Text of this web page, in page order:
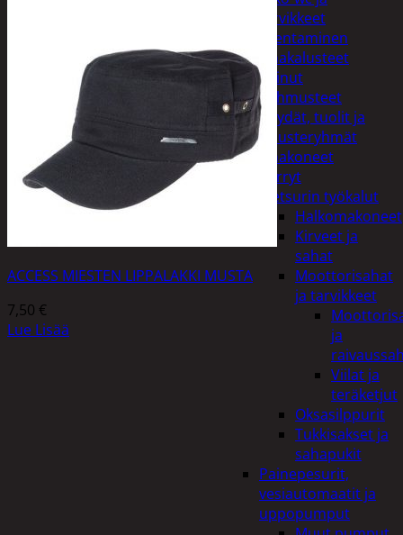
tarvikkeet
Piharakentaminen
Puutarhakalusteet
Keinut
Pehmusteet
Pöydät, tuolit ja
kalusteryhmät
Puutarhakoneet
Kärryt
Metsurin työkalut
Halkomakoneet
Kirveet ja
sahat
Moottorisahat
ja tarvikkeet
ja
Viilat ja
teräketjut
Oksasilppurit
Tukkisakset ja
sahapukit
Painepesurit,
vesiautomaatit ja
uppopumput
ACCESS MIESTEN LIPPALAKKI MUSTA
7,50 €
Lue Lisää